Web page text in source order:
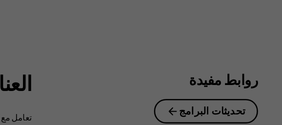
تعامل
روابط مفيدة
تحديثات البرامج